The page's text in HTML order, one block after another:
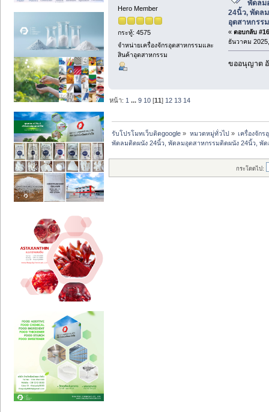
Hero Member
กระทู้: 4575
จำหน่ายเครื่องจักรอุตสาหกรรมและ
สินค้าอุตสาหกรรม
พัดลม
24นิ้ว, พัดล
อุตสาหกรรม
« ตอบกลับ
ธันวาคม
ขออนุญาต
หน้า: 1 ...9 10 [11] 12 13 14
รับโปรโมทเว็บติดgoogle » หมวดหมู่ทั่วไป» เครื่องจัก
พัดลมติดผนัง 24นิ้ว, พัดลมอุตสาหกรรมติดผนัง 24นิ้ว, พั
กระโดดไป: